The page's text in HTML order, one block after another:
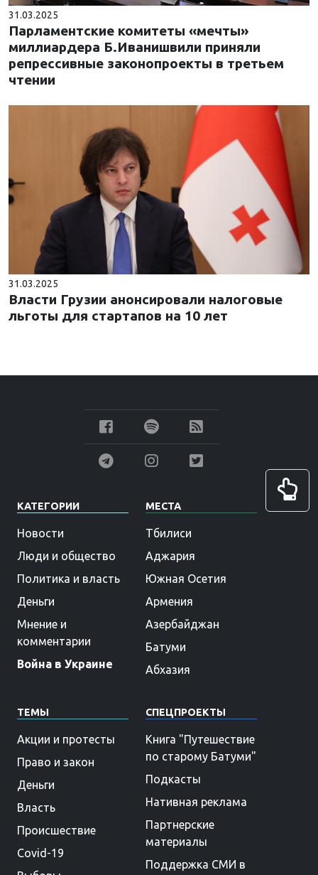
31.03.2025
Парламентские комитеты «мечты»
миллиардера Б.Иванишвили приняли
репрессивные законопроекты в третьем
чтении
31.03.2025
Власти Грузии анонсировали налоговые
льготы для стартапов на 10 лет
КАТЕГОРИИ
Новости
Люди и общество
Политика и власть
Деньги
Мнение и
комментарии
Война в Украине
МЕСТА
Тбилиси
Аджария
Южная Осетия
Армения
Азербайджан
Батуми
Абхазия
ТЕМЫ
Акции и протесты
Право и закон
Деньги
Власть
Происшествие
Covid-19
СПЕЦПРОЕКТЫ
Книга "Путешествие
по старому Батуми"
Подкасты
Нативная реклама
Партнерские
материалы
Поддержка СМИ в